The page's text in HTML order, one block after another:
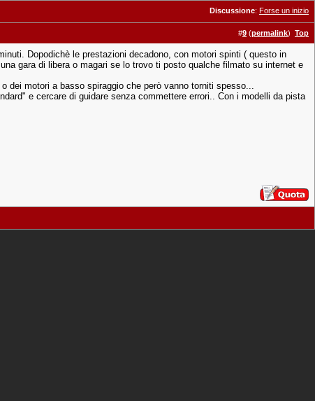
Discussione: Forse un inizio
#9 (permalink) Top
Dopodichè le prestazioni decadono, con motori spinti ( questo in
gara di libera o magari se lo trovo ti posto qualche filmato su internet e
dei motori a basso spiraggio che però vanno torniti spesso...
e cercare di guidare senza commettere errori.. Con i modelli da pista